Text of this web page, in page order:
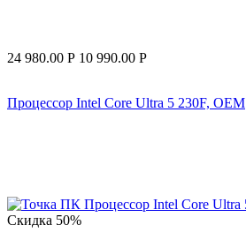
24 980.00 Р 10 990.00 Р
Процессор Intel Core Ultra 5 230F, OEM
Скидка 50%